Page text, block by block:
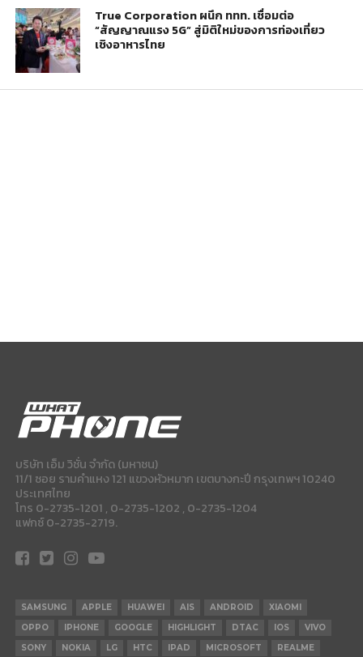
True Corporation ผนึก ททท. เชื่อมต่อ
“สัญญาณแรง 5G” สู่มิติใหม่ของการท่องเที่ยว
เชิงอาหารไทย
บริษัท เอ็ม วิชั่น จำกัด (มหาชน)
11/1 ซอย รามคำแหง 121 แขวงหัวหมาก เขตบางกะปี กรุงเทพฯ 10240
ประเทศไทย
โทร 0-2735-1201 , 0-2735-1202 , 0-2735-1204
แฟกซ์ 0-2735-2719.
SAMSUNG APPLE HUAWEI AIS ANDROID
XIAOMI
OPPO
IPHONE GOOGLE HIGHLIGHT DTAC IOS
VIVO
SONY
NOKIA LG HTC IPAD MICROSOFT REALME